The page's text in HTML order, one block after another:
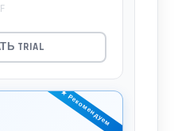
TRIAL
★ Рекомендуем